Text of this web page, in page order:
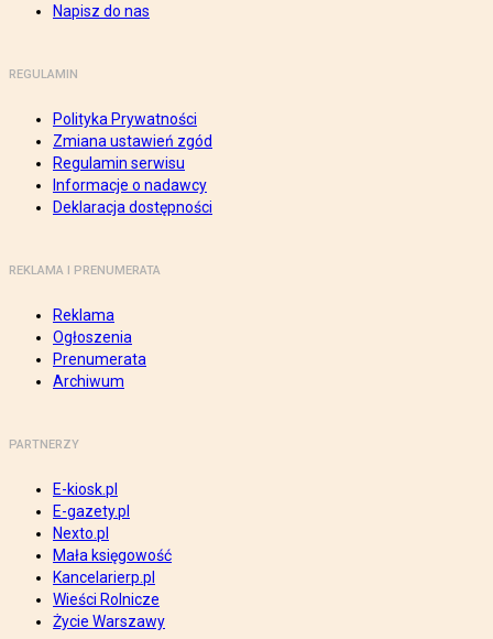
Napisz do nas
REGULAMIN
Polityka Prywatności
Zmiana ustawień zgód
Regulamin serwisu
Informacje o nadawcy
Deklaracja dostępności
REKLAMA I PRENUMERATA
Reklama
Ogłoszenia
Prenumerata
Archiwum
PARTNERZY
E-kiosk.pl
E-gazety.pl
Nexto.pl
Mała księgowość
Kancelarierp.pl
Wieści Rolnicze
Życie Warszawy